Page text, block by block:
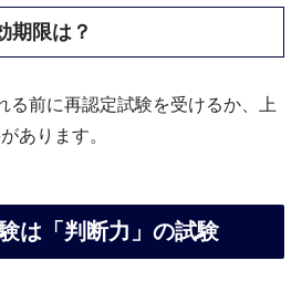
期限は？
る前に再認定試験を受けるか、上
あります。
は「判断力」の試験